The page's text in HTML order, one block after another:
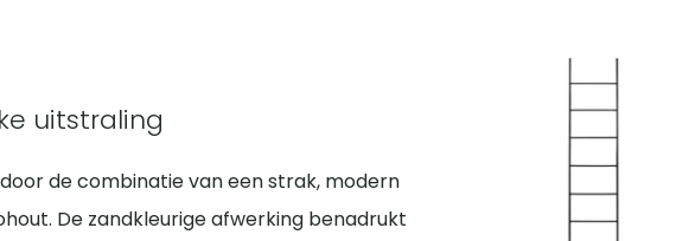
uitstraling
de combinatie van een strak, modern
De zandkleurige afwerking benadrukt